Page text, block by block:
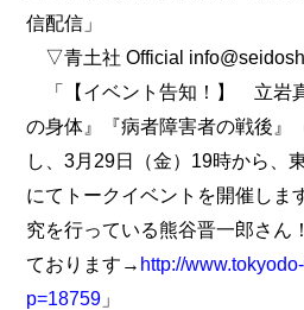
信配信」
▽青土社 Official
「【イベント告知！】 立岩
の身体』『病者障害者の戦後』
し、3月29日（金）19時から、
にてトークイベントを開催し
究を行っている熊谷晋一郎さ
ております→ http://
p=18759 」